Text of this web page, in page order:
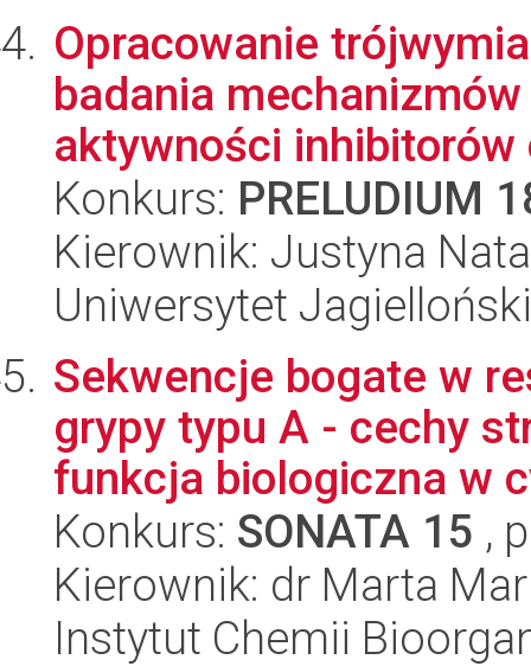
Opracowanie
badania
aktywności inhibitorów
Konkurs: PRELUDIUM
Kierownik: Justyna
Uniwersytet
Sekwencje bogate w
grypy typu A - cechy
funkcja biologiczna w
Konkurs: SONATA 15 ,
Kierownik: dr Marta
Instytut Chemii